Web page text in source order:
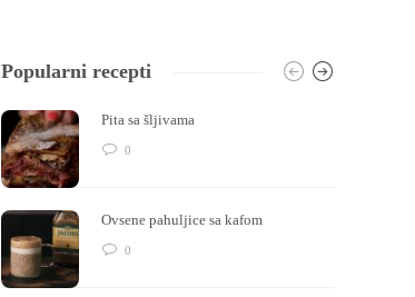
Popularni recepti
Pita sa šljivama
0
Ovsene pahuljice sa kafom
0